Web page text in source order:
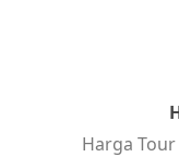
Harga